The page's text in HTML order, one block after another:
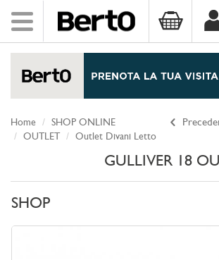
Toggle
navigation
Home
SHOP ONLINE
OUTLET
Outlet Divani Letto
GULLIVER 18
SHOP